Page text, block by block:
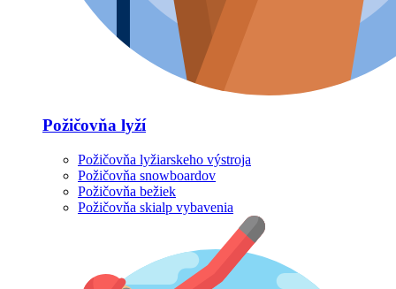
Požičovňa lyží
Požičovňa lyžiarskeho výstroja
Požičovňa snowboardov
Požičovňa bežiek
Požičovňa skialp vybavenia